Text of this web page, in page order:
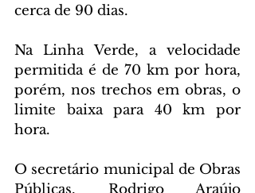
cerca de 90 dias.
Na Linha Verde, a velocidade
permitida é de 70 km por hora,
porém, nos trechos em obras, o
limite baixa para 40 km por
hora.
O secretário municipal de Obras
Públicas, Rodrigo Araújo